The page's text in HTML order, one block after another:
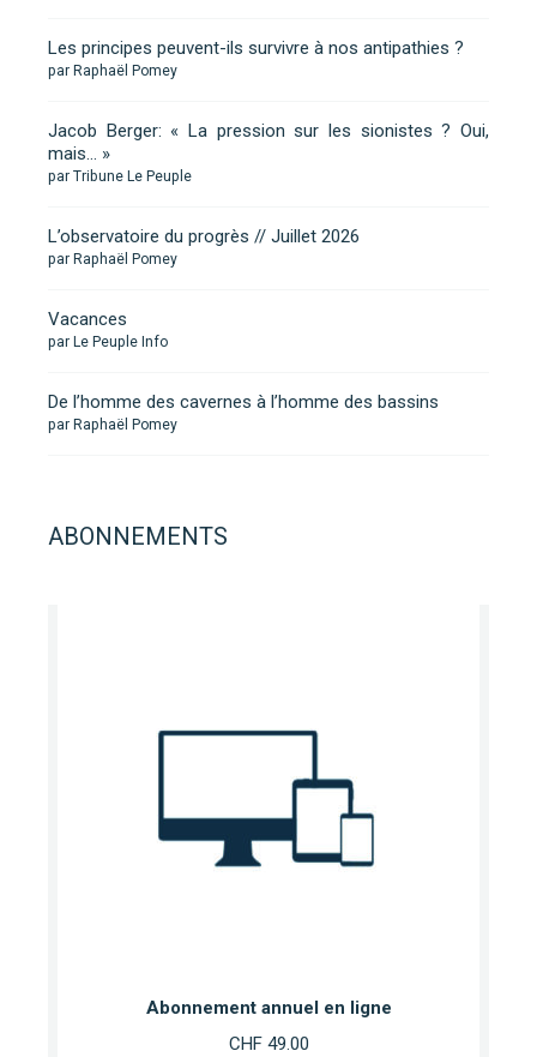
Les principes peuvent-ils survivre à nos antipathies ?
par Raphaël Pomey
Jacob Berger: « La pression sur les sionistes ? Oui,
mais… »
par Tribune Le Peuple
L’observatoire du progrès // Juillet 2026
par Raphaël Pomey
Vacances
par Le Peuple Info
De l’homme des cavernes à l’homme des bassins
par Raphaël Pomey
ABONNEMENTS
Abonnement annuel en ligne
CHF49.00